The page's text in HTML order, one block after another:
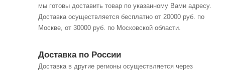
мы готовы доставить товар по указанному Вами адресу.
Доставка осуществляется бесплатно от 20000 руб. по
Москве, от 30000 руб. по Московской области.
Доставка по России
Доставка в другие регионы осуществляется через